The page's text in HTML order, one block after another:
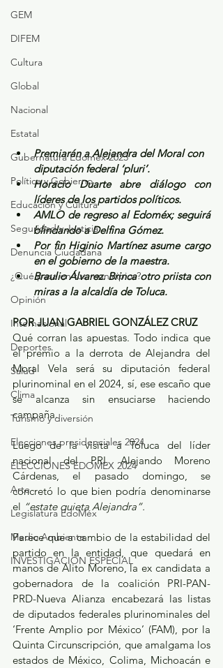
GEM
DIFEM
Cultura
Global
Nacional
Estatal
Gubernatura Edoméx 2023
Política y Gobierno
Educación y Cultura
Seguridad y Justicia
Denuncia Ciudadana
¿Qué pasa en tus municipios?
Opinión
Internacional
Deportes
Salud
Clima
Turismo y diversión
Elecciones presidenciales 2024
ELECCIONES EDOMEX 2024
Arte
Legislatura EdoMéx
Medio Ambiente
INVESTIGACIÓN ESPECIAL
Premiarán a Alejandra del Moral con
diputación federal ‘pluri’.
Horacio Duarte abre diálogo con
líderes de los partidos políticos.
AMLO de regreso al Edoméx; seguirá
blindando a Delfina Gómez.
Por fin Higinio Martínez asume cargo
en el gobierno de la maestra.
Braulio Álvarez. Brinca otro priista con
miras a la alcaldía de Toluca.
POR JUAN GABRIEL GONZÁLEZ CRUZ
Qué corran las apuestas. Todo indica que
el premio a la derrota de Alejandra del
Moral Vela será su diputación federal
plurinominal en el 2024, sí, ese escaño que
se alcanza sin ensuciarse haciendo
campaña.
Luego de la visita a Toluca del líder
nacional del PRI, Alejando Moreno
Cárdenas, el pasado domingo, se
concretó lo que bien podría denominarse
el “estate quieta Alejandra”.
Parece que a cambio de la estabilidad del
partido en la entidad, que quedará en
manos de Alito Moreno, la ex candidata a
gobernadora de la coalición PRI-PAN-
PRD-Nueva Alianza encabezará las listas
de diputados federales plurinominales del
‘Frente Amplio por México’ (FAM), por la
Quinta Circunscripción, que amalgama los
estados de México, Colima, Michoacán e